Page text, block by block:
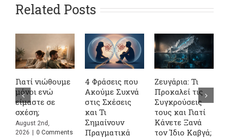
Related Posts
Γιατί νιώθουμε
μόνοι ενώ
είμαστε σε
σχέση;
August 2nd,
2026 | 0 Comments
4 Φράσεις που
Ακούμε Συχνά
στις Σχέσεις
και Τι
Σημαίνουν
Πραγματικά
Ζευγάρια: Τι
Προκαλεί τις
Συγκρούσεις
τους και Γιατί
Κάνετε Ξανά
τον Ίδιο Καβγά;